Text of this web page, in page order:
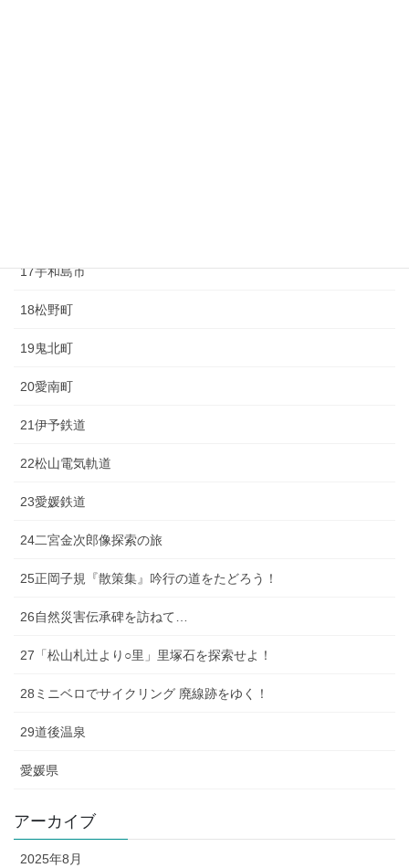
17宇和島市
18松野町
19鬼北町
20愛南町
21伊予鉄道
22松山電気軌道
23愛媛鉄道
24二宮金次郎像探索の旅
25正岡子規『散策集』吟行の道をたどろう！
26自然災害伝承碑を訪ねて…
27「松山札辻より○里」里塚石を探索せよ！
28ミニベロでサイクリング 廃線跡をゆく！
29道後温泉
愛媛県
アーカイブ
2025年8月